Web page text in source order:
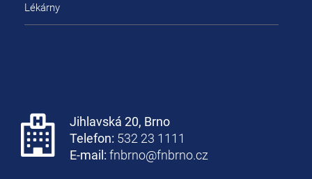
Lékárny
Jihlavská 20, Brno
Telefon: 532 23 1111
E-mail: fnbrno@fnbrno.cz